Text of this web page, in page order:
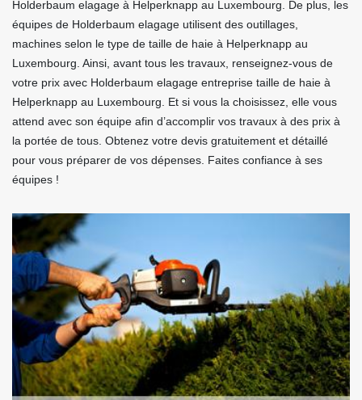
Holderbaum elagage à Helperknapp au Luxembourg. De plus, les
équipes de Holderbaum elagage utilisent des outillages,
machines selon le type de taille de haie à Helperknapp au
Luxembourg. Ainsi, avant tous les travaux, renseignez-vous de
votre prix avec Holderbaum elagage entreprise taille de haie à
Helperknapp au Luxembourg. Et si vous la choisissez, elle vous
attend avec son équipe afin d’accomplir vos travaux à des prix à
la portée de tous. Obtenez votre devis gratuitement et détaillé
pour vous préparer de vos dépenses. Faites confiance à ses
équipes !